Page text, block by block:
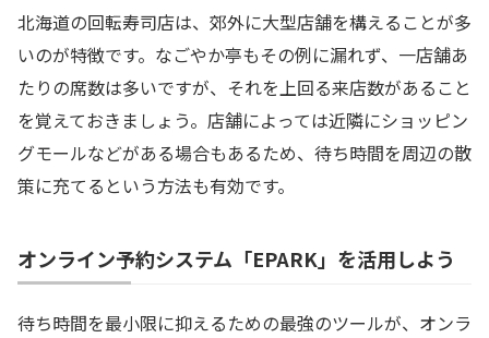
北海道の回転寿司店は、郊外に大型店舗を構えることが多
いのが特徴です。なごやか亭もその例に漏れず、一店舗あ
たりの席数は多いですが、それを上回る来店数があること
を覚えておきましょう。店舗によっては近隣にショッピン
グモールなどがある場合もあるため、待ち時間を周辺の散
策に充てるという方法も有効です。
オンライン予約システム「EPARK」を活用しよう
待ち時間を最小限に抑えるための最強のツールが、オンラ